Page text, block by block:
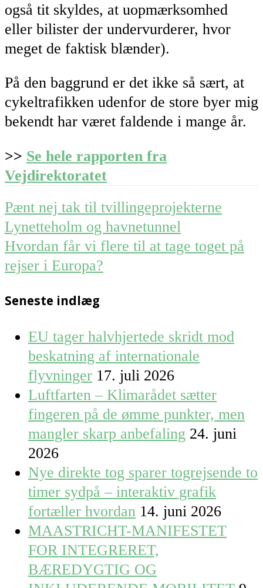
også tit skyldes, at uopmærksomhed
eller bilister der undervurderer, hvor
meget de faktisk blænder).
På den baggrund er det ikke så sært, at
cykeltrafikken udenfor de store byer mig
bekendt har været faldende i mange år.
>> Se hele rapporten fra
Vejdirektoratet
Post
navigation
Pænt nej tak til tvillingeprojekterne
Lynetteholm og havnetunnel
Hvordan får vi flere til at tage toget på
rejser i Europa?
Seneste indlæg
EU tager halvhjertede skridt mod
beskatning af internationale
flyvninger 17. juli 2026
Luftfarten – Klimarådet sætter
fingeren på de ømme punkter, men
mangler skarp anbefaling 24. juni
2026
Nye direkte tog sparer togrejsende to
timer sydpå – interaktiv grafik
fortæller hvordan 14. juni 2026
MAASTRICHT-MANIFESTET
FOR INTEGRERET,
BÆREDYGTIG OG